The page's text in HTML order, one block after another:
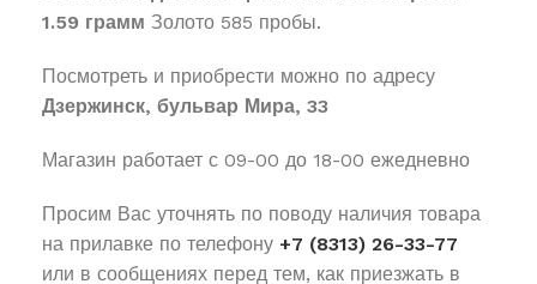
1.59 грамм Золото 585 пробы.
Посмотреть и приобрести можно по адресу
Дзержинск, бульвар Мира, 33
Магазин работает с 09-00 до 18-00 ежедневно
Просим Вас уточнять по поводу наличия товара
на прилавке по телефону +7 (8313) 26-33-77
или в сообщениях перед тем, как приезжать в